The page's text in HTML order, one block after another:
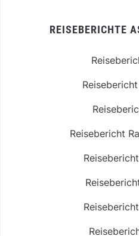
REISEBERICHTE
Reisebericht